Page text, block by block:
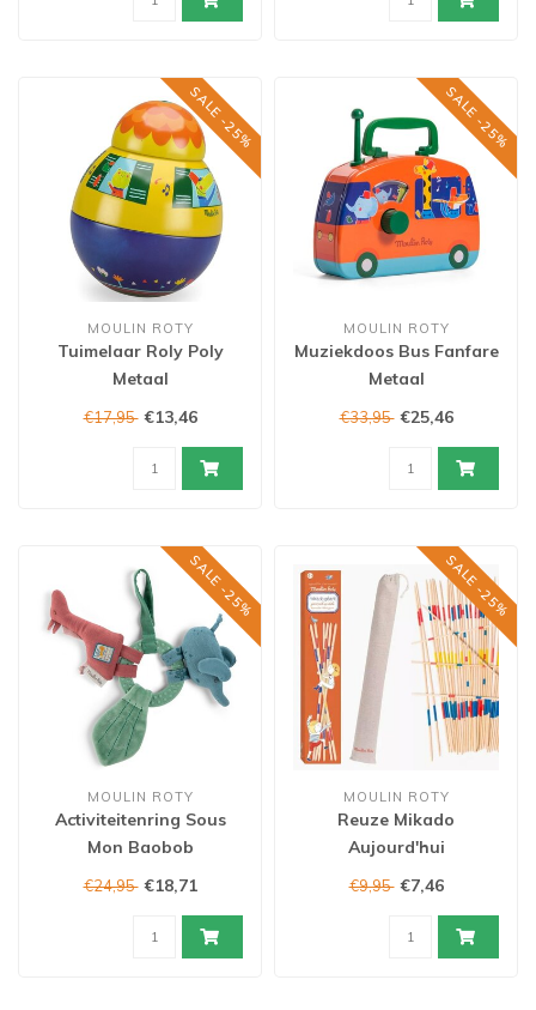
SALE -25%
MOULIN ROTY
Tuimelaar Roly Poly
Metaal
€17,95 €13,46
SALE -25%
MOULIN ROTY
Muziekdoos Bus Fanfare
Metaal
€33,95 €25,46
SALE -25%
MOULIN ROTY
Activiteitenring Sous
Mon Baobob
€24,95 €18,71
SALE -25%
MOULIN ROTY
Reuze Mikado
Aujourd'hui
€9,95 €7,46